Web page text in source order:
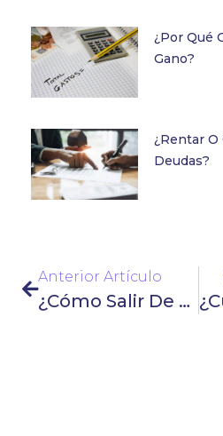
¿Por Qué
Gano?
¿Rentar O
Deudas?
Anterior Artículo
¿Cómo Salir De Deudas Rápido En México? Guía Real